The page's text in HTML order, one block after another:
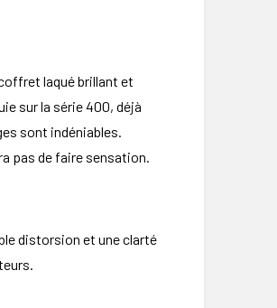
laqué brillant et
sur la série 400, déjà
sont indéniables.
pas de faire sensation.
distorsion et une clarté